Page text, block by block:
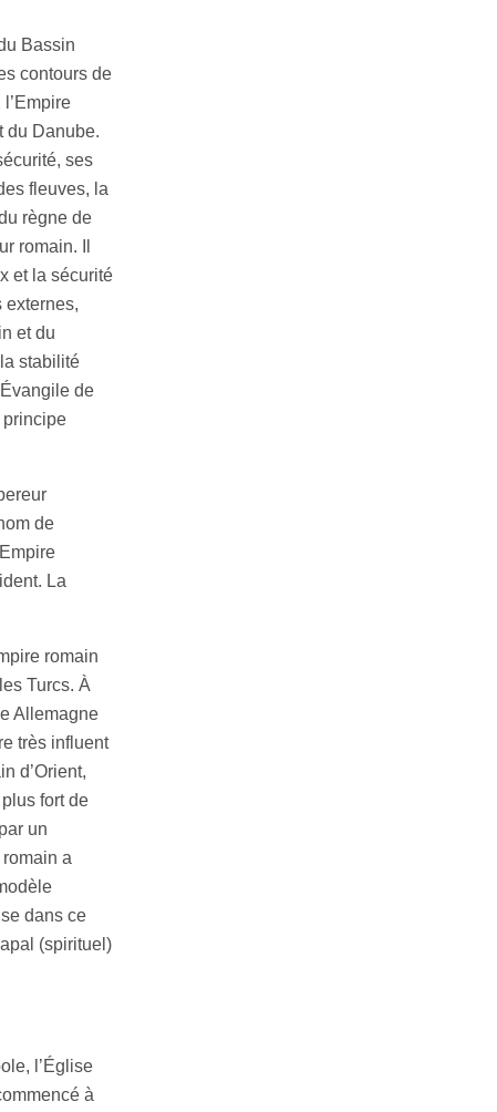
Bassin
contours de
l’Empire
du Danube.
ses
fleuves, la
règne de
romain. Il
et la sécurité
externes,
et du
stabilité
de
principe
de
La
romain
Turcs. À
Allemagne
très influent
d’Orient,
fort de
un
a
dans ce
(spirituel)
l’Église
à